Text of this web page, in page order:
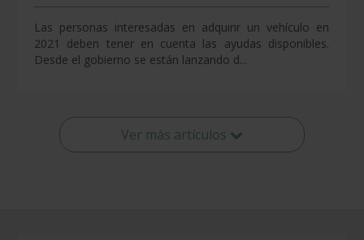
Las personas interesadas en adquirir un vehículo en
2021 deben tener en cuenta las ayudas disponibles.
Desde el gobierno se están lanzando d...
Ver más artículos